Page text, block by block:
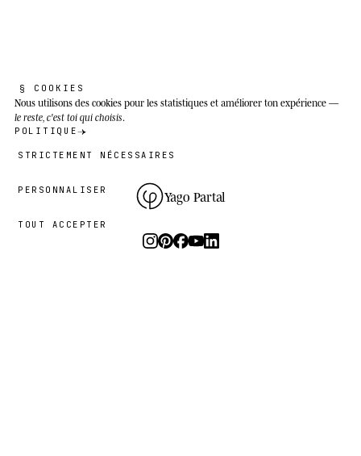
Yago Partal
§ COOKIES
Nous utilisons des cookiespour les statistiques et améliorer ton expérience —
le reste, c'est toi qui choisis.
POLITIQUE
STRICTEMENT NÉCESSAIRES
PERSONNALISER
TOUT ACCEPTER